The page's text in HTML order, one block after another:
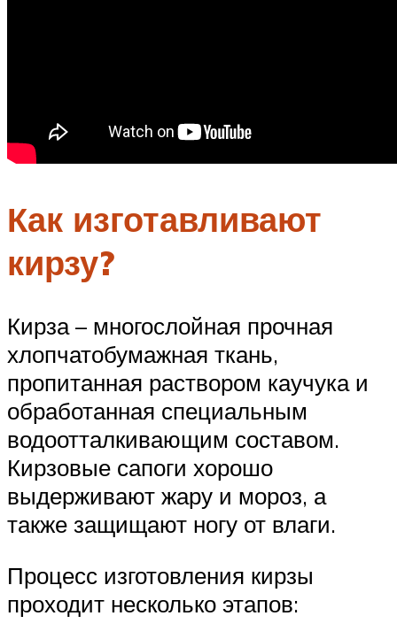
Как изготавливают
кирзу?
Кирза – многослойная прочная
хлопчатобумажная ткань,
пропитанная раствором каучука и
обработанная специальным
водоотталкивающим составом.
Кирзовые сапоги хорошо
выдерживают жару и мороз, а
также защищают ногу от влаги.
Процесс изготовления кирзы
проходит несколько этапов: